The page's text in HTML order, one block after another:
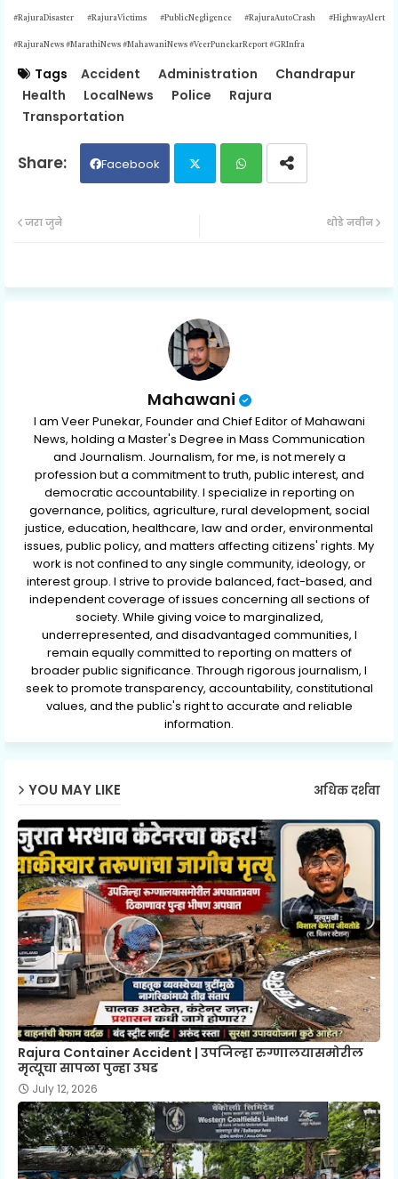
#RajuraDisaster #RajuraVictims #PublicNegligence #RajuraAutoCrash #HighwayAlert
#RajuraNews #MarathiNews #MahawaniNews #VeerPunekarReport #GRInfra
Tags Accident Administration
Chandrapur
Health
LocalNews Police
Rajura
Transportation
Facebook
ap
थोडे नवीन
जरा जुने
Mahawani
I am Veer Punekar, Founder and Chief Editor of Mahawani
News, holding a Master's Degree in Mass Communication
and Journalism. Journalism, for me, is not merely a
profession but a commitment to truth, public interest, and
democratic accountability. I specialize in reporting on
governance, politics, agriculture, rural development, social
justice, education, healthcare, law and order, environmental
issues, public policy, and matters affecting citizens' rights. My
work is not confined to any single community, ideology, or
interest group. I strive to provide balanced, fact-based, and
independent coverage of issues concerning all sections of
society. While giving voice to marginalized,
underrepresented, and disadvantaged communities, I
remain equally committed to reporting on matters of
broader public significance. Through rigorous journalism, I
seek to promote transparency, accountability, constitutional
values, and the public's right to accurate and reliable
information.
YOU MAY LIKE अधिक दर्शवा
Rajura Container Accident | उपजिल्हा रुग्णालयासमोरील
मृत्यूचा सापळा पुन्हा उघड
July 12, 2026